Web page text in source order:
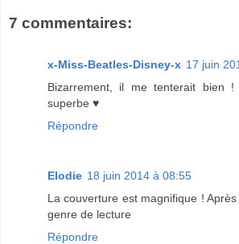
7 commentaires:
x-Miss-Beatles-Disney-x 17 juin
Bizarrement, il me tenterait bien
superbe ♥
Répondre
Elodie 18 juin 2014 à 08:55
La couverture est magnifique !
genre de lecture
Répondre